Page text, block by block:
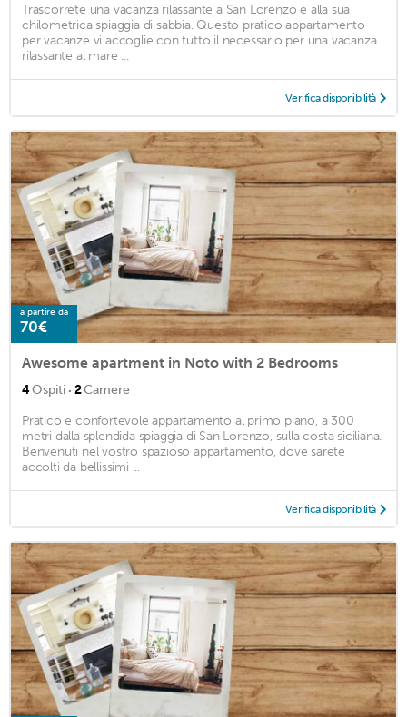
Trascorrete una vacanza rilassante a San Lorenzo e alla sua
chilometrica spiaggia di sabbia. Questo pratico appartamento
per vacanze vi accoglie con tutto il necessario per una vacanza
rilassante al mare ...
Verifica disponibilità
a partire da
70€
Awesome apartment in Noto with 2 Bedrooms
4Ospiti · 2Camere
Pratico e confortevole appartamento al primo piano, a 300
metri dalla splendida spiaggia di San Lorenzo, sulla costa siciliana.
Benvenuti nel vostro spazioso appartamento, dove sarete
accolti da bellissimi ...
Verifica disponibilità